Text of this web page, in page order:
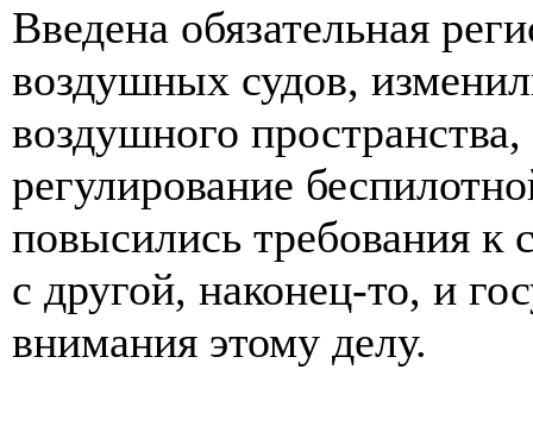
Введена обязательная
воздушных судов,
воздушного
регулирование
повысились требования к
с другой, наконец-то, и
внимания этому делу.